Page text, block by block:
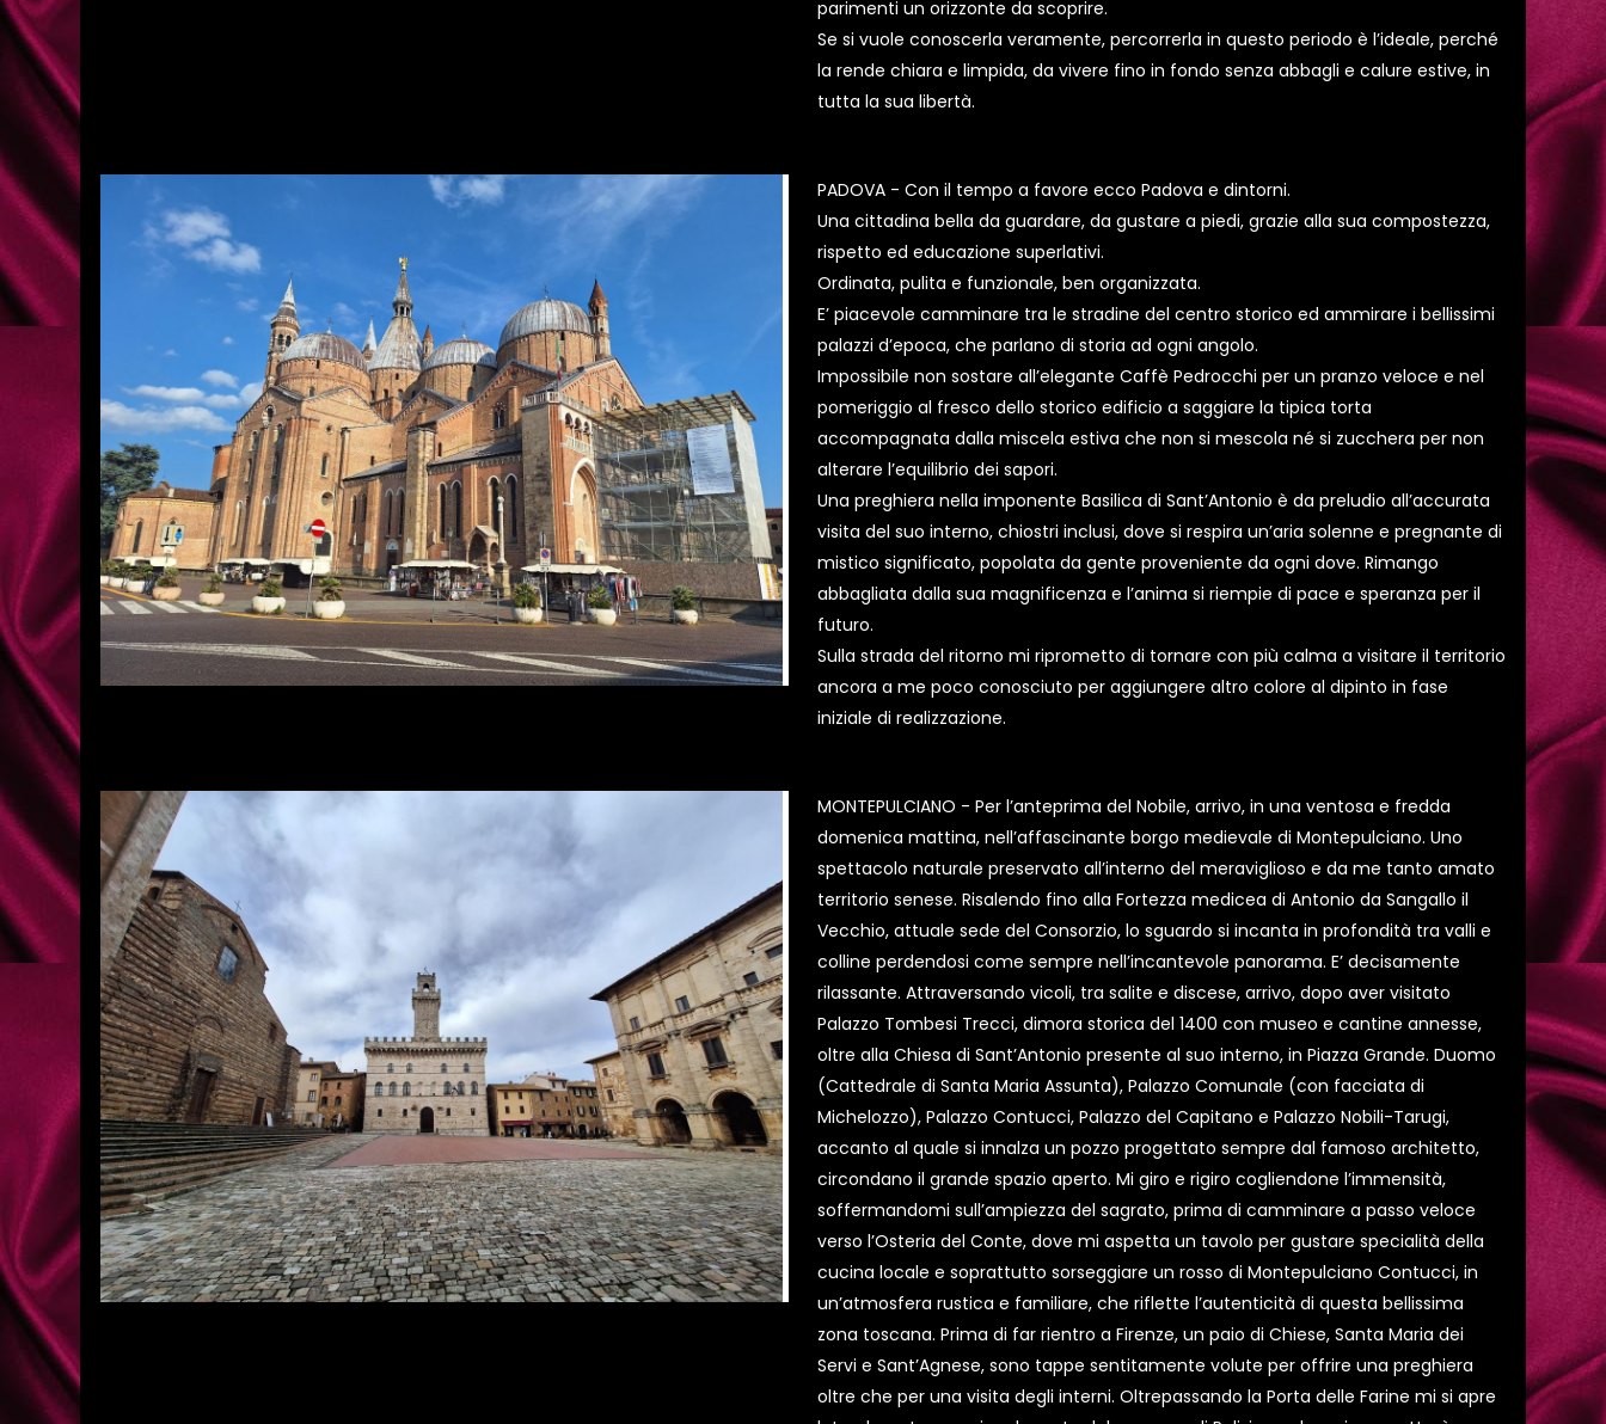
parimenti un orizzonte da scoprire.
Se si vuole conoscerla veramente, percorrerla in questo periodo è l’ideale, perché
la rende chiara e limpida, da vivere fino in fondo senza abbagli e calure estive, in
tutta la sua libertà.
PADOVA - Con il tempo a favore ecco Padova e dintorni.
Una cittadina bella da guardare, da gustare a piedi, grazie alla sua compostezza,
rispetto ed educazione superlativi.
Ordinata, pulita e funzionale, ben organizzata.
E’ piacevole camminare tra le stradine del centro storico ed ammirare i bellissimi
palazzi d’epoca, che parlano di storia ad ogni angolo.
Impossibile non sostare all’elegante Caffè Pedrocchi per un pranzo veloce e nel
pomeriggio al fresco dello storico edificio a saggiare la tipica torta
accompagnata dalla miscela estiva che non si mescola né si zucchera per non
alterare l’equilibrio dei sapori.
Una preghiera nella imponente Basilica di Sant’Antonio è da preludio all’accurata
visita del suo interno, chiostri inclusi, dove si respira un’aria solenne e pregnante di
mistico significato, popolata da gente proveniente da ogni dove. Rimango
abbagliata dalla sua magnificenza e l’anima si riempie di pace e speranza per il
futuro.
Sulla strada del ritorno mi riprometto di tornare con più calma a visitare il territorio
ancora a me poco conosciuto per aggiungere altro colore al dipinto in fase
iniziale di realizzazione.
MONTEPULCIANO - Per l’anteprima del Nobile, arrivo, in una ventosa e fredda
domenica mattina, nell’affascinante borgo medievale di Montepulciano. Uno
spettacolo naturale preservato all’interno del meraviglioso e da me tanto amato
territorio senese. Risalendo fino alla Fortezza medicea di Antonio da Sangallo il
Vecchio, attuale sede del Consorzio, lo sguardo si incanta in profondità tra valli e
colline perdendosi come sempre nell’incantevole panorama. E’ decisamente
rilassante. Attraversando vicoli, tra salite e discese, arrivo, dopo aver visitato
Palazzo Tombesi Trecci, dimora storica del 1400 con museo e cantine annesse,
oltre alla Chiesa di Sant’Antonio presente al suo interno, in Piazza Grande. Duomo
(Cattedrale di Santa Maria Assunta), Palazzo Comunale (con facciata di
Michelozzo), Palazzo Contucci, Palazzo del Capitano e Palazzo Nobili-Tarugi,
accanto al quale si innalza un pozzo progettato sempre dal famoso architetto,
circondano il grande spazio aperto. Mi giro e rigiro cogliendone l’immensità,
soffermandomi sull’ampiezza del sagrato, prima di camminare a passo veloce
verso l’Osteria del Conte, dove mi aspetta un tavolo per gustare specialità della
cucina locale e soprattutto sorseggiare un rosso di Montepulciano Contucci, in
un’atmosfera rustica e familiare, che riflette l’autenticità di questa bellissima
zona toscana. Prima di far rientro a Firenze, un paio di Chiese, Santa Maria dei
Servi e Sant’Agnese, sono tappe sentitamente volute per offrire una preghiera
oltre che per una visita degli interni. Oltrepassando la Porta delle Farine mi si apre